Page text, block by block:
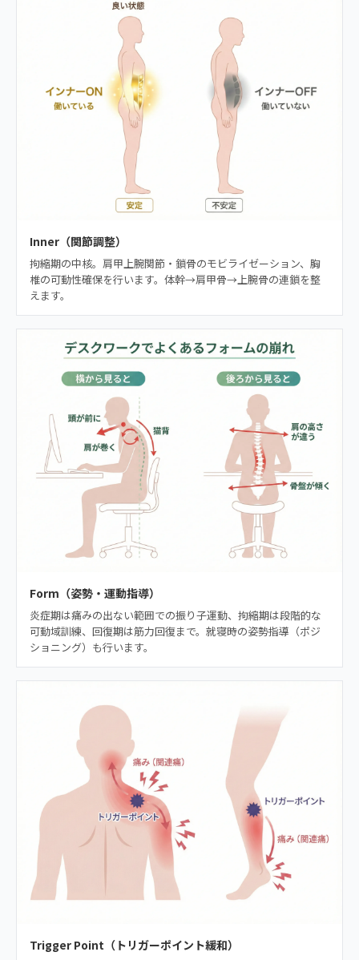
Inner（関節調整）
拘縮期の中核。肩甲上腕関節・鎖骨のモビライゼーション、胸
椎の可動性確保を行います。体幹→肩甲骨→上腕骨の連鎖を整
えます。
Form（姿勢・運動指導）
炎症期は痛みの出ない範囲での振り子運動、拘縮期は段階的な
可動域訓練、回復期は筋力回復まで。就寝時の姿勢指導（ポジ
ショニング）も行います。
Trigger Point（トリガーポイント緩和）